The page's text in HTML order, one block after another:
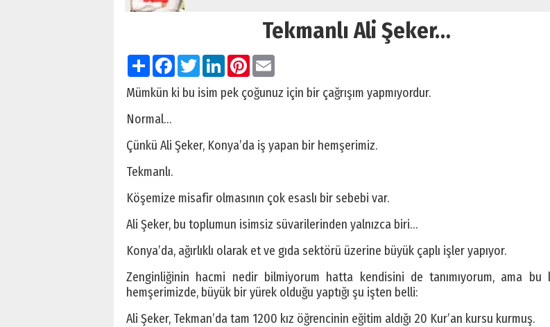
Tekmanlı Ali Şeker…
PaylaşFacebook
TwitterLinkedInPinterest
Mümkün ki bu isim pek çoğunuz için bir çağrışım yapmıyordur.
Normal…
Çünkü Ali Şeker, Konya’da iş yapan bir hemşerimiz.
Tekmanlı.
Köşemize misafir olmasının çok esaslı bir sebebi var.
Ali Şeker, bu toplumun isimsiz süvarilerinden yalnızca biri…
Konya’da, ağırlıklı olarak et ve gıda sektörü üzerine büyük çaplı işler yapıyor.
Zenginliğinin hacmi nedir bilmiyorum hatta kendisini de tanımıyorum, ama bu
hemşerimizde, büyük bir yürek olduğu yaptığı şu işten belli:
Ali Şeker, Tekman’da tam 1200 kız öğrencinin eğitim aldığı 20 Kur’an kursu kurmuş.